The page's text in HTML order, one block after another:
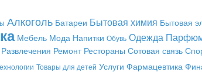
Алкоголь Батареи Бытовая химия Бытовая
Мебель Мода Напитки Обувь Одежда
Развлечения Ремонт Рестораны Сотовая связь
Товары для детей Услуги Фармацевтика